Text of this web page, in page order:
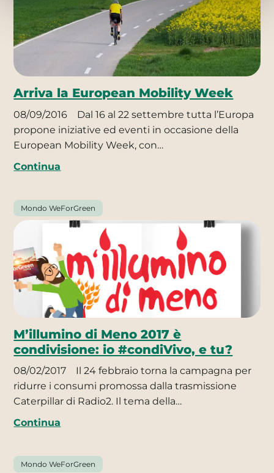
Arriva la European Mobility Week
08/09/2016
Dal 16 al 22 settembre tutta l’Europa
propone iniziative ed eventi in occasione della
European Mobility Week, con…
Continua
Mondo WeForGreen
M’illumino di Meno 2017 è
condivisione: io #condiVivo, e tu?
08/02/2017
Il 24 febbraio torna la campagna per
ridurre i consumi promossa dalla trasmissione
Caterpillar di Radio2. Il tema della…
Continua
Mondo WeForGreen